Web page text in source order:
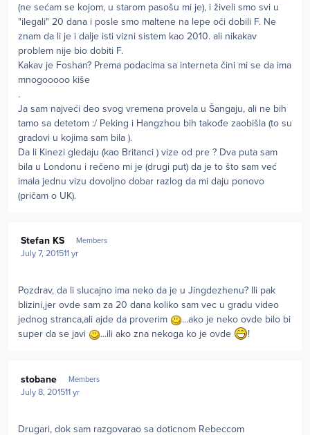
(ne sećam se kojom, u starom pasošu mi je), i živeli smo svi u
"ilegali" 20 dana i posle smo maltene na lepe oči dobili F. Ne
znam da li je i dalje isti vizni sistem kao 2010. ali nikakav
problem nije bio dobiti F.
Kakav je Foshan? Prema podacima sa interneta čini mi se da ima
mnogooooo kiše
.
Ja sam najveći deo svog vremena provela u Šangaju, ali ne bih
tamo sa detetom :/ Peking i Hangzhou bih takođe zaobišla (to su
gradovi u kojima sam bila ).
Da li Kinezi gledaju (kao Britanci ) vize od pre ? Dva puta sam
bila u Londonu i rečeno mi je (drugi put) da je to što sam već
imala jednu vizu dovoljno dobar razlog da mi daju ponovo
(pričam o UK).
Stefan KS Members
July 7, 201511 yr
Pozdrav, da li slucajno ima neko da je u Jingdezhenu? Ili pak
blizini,jer ovde sam za 20 dana koliko sam vec u gradu video
jednog stranca,ali ajde da proverim
...ako je neko ovde bilo bi
super da se javi
...ili ako zna nekoga ko je ovde !
stobane Members
July 8, 201511 yr
Drugari, dok sam razgovarao sa doticnom Rebeccom